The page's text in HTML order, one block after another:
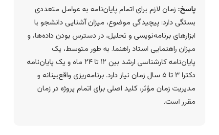
پاسخ:زمان لازم برای اتمام پایان‌نامه به عوامل متعددی
بستگی دارد: پیچیدگی موضوع، میزان آشنایی دانشجو با
ابزارهای برنامه‌نویسی و تحلیل، در دسترس بودن داده‌ها، و
میزان راهنمایی استاد راهنما. به طور متوسط، یک
پایان‌نامه کارشناسی ارشد بین ۱۲ تا ۲۴ ماه و یک پایان‌نامه
دکترا ۳ تا ۵ سال زمان نیاز دارد. برنامه‌ریزی واقع‌بینانه و
مدیریت زمان مؤثر، کلید اصلی برای اتمام پروژه در زمان
مقرر است.